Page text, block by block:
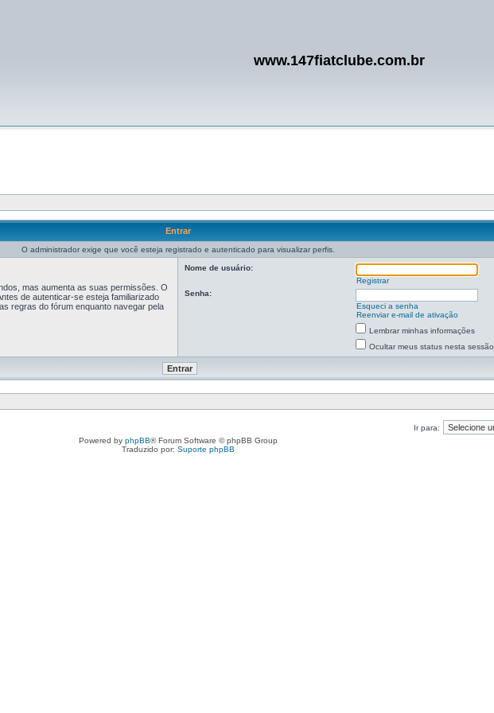
www.147fiatclube.com.br
Entrar
O administrador exige que você esteja registrado e autenticado para visualizar perfis.
mas aumenta as suas permissões. O
de autenticar-se esteja familiarizado
regras do fórum enquanto navegar pela
Nome de usuário:
Registrar
Senha:
Esqueci a senha
Reenviar e-mail de ativação
Lembrar minhas informações
Ocultar meus status nesta sessão
Ir para:
Powered by phpBB® Forum Software © phpBB Group
Traduzido por: Suporte phpBB